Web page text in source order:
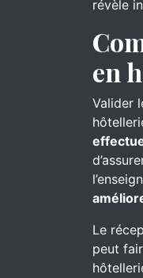
révèle
en
Valider
Le
peut